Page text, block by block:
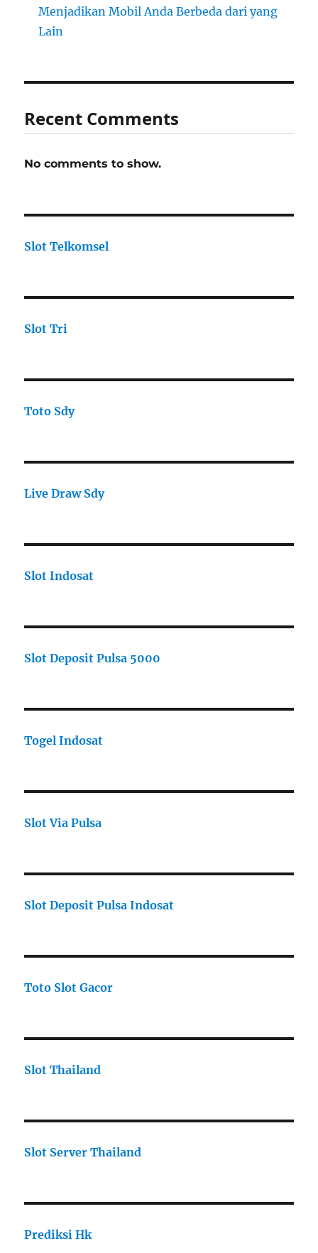
Menjadikan Mobil Anda Berbeda dari yang
Lain
Recent Comments
No comments to show.
Slot Telkomsel
Slot Tri
Toto Sdy
Live Draw Sdy
Slot Indosat
Slot Deposit Pulsa 5000
Togel Indosat
Slot Via Pulsa
Slot Deposit Pulsa Indosat
Toto Slot Gacor
Slot Thailand
Slot Server Thailand
Prediksi Hk